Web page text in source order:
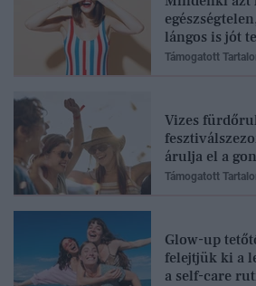
lángos is jót
Támogatott
Vizes
árulja el a
Támogatott
Glow-up
felejtjük ki a
a self-care